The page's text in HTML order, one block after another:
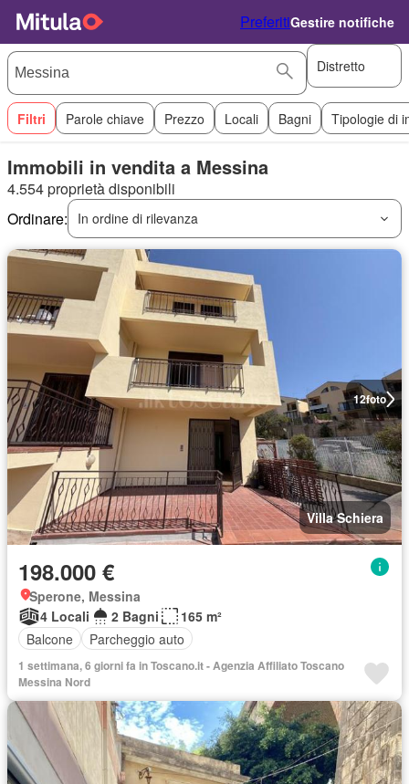
PreferitiGestire notifiche
Distretto
Filtri Parole chiave Prezzo Locali Bagni Tipologie di
Immobili in vendita a Messina
4.554 proprietà disponibili
Ordinare:
In ordine di rilevanza
12foto
Villa Schiera
198.000 €
Sperone, Messina
4 Locali
2 Bagni
165 m²
Balcone
Parcheggio auto
1 settimana, 6 giorni fa in Toscano.it - Agenzia Affiliato Toscano
Messina Nord